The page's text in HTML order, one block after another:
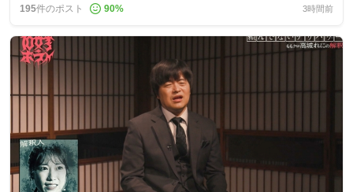
195件のポスト 90% 3時間前